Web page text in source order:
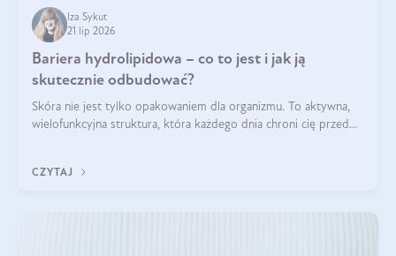
Iza Sykut
21 lip 2026
Bariera hydrolipidowa – co to jest i jak ją
skutecznie odbudować?
Skóra nie jest tylko opakowaniem dla organizmu. To aktywna,
wielofunkcyjna struktura, która każdego dnia chroni cię przed
bariera hydrolipidowa.
CZYTAJ